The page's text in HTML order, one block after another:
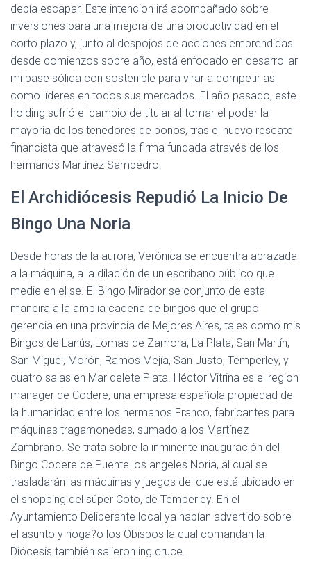
debía escapar. Este intencion irá acompañado sobre
inversiones para una mejora de una productividad en el
corto plazo y, junto al despojos de acciones emprendidas
desde comienzos sobre año, está enfocado en desarrollar
mi base sólida con sostenible para virar a competir asi
como líderes en todos sus mercados. El año pasado, este
holding sufrió el cambio de titular al tomar el poder la
mayoría de los tenedores de bonos, tras el nuevo rescate
financista que atravesó la firma fundada através de los
hermanos Martínez Sampedro.
El Archidiócesis Repudió La Inicio De
Bingo Una Noria
Desde horas de la aurora, Verónica se encuentra abrazada
a la máquina, a la dilación de un escribano público que
medie en el se. El Bingo Mirador se conjunto de esta
maneira a la amplia cadena de bingos que el grupo
gerencia en una provincia de Mejores Aires, tales como mis
Bingos de Lanús, Lomas de Zamora, La Plata, San Martín,
San Miguel, Morón, Ramos Mejía, San Justo, Temperley, y
cuatro salas en Mar delete Plata. Héctor Vitrina es el region
manager de Codere, una empresa española propiedad de
la humanidad entre los hermanos Franco, fabricantes para
máquinas tragamonedas, sumado a los Martínez
Zambrano. Se trata sobre la inminente inauguración del
Bingo Codere de Puente los angeles Noria, al cual se
trasladarán las máquinas y juegos del que está ubicado en
el shopping del súper Coto, de Temperley. En el
Ayuntamiento Deliberante local ya habían advertido sobre
el asunto y hoga?o los Obispos la cual comandan la
Diócesis también salieron ing cruce.